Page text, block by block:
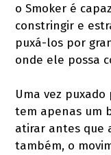
o Smoker é
constringir e
puxá-los por
onde ele possa
Uma vez
tem apenas um
atirar antes que
também, o